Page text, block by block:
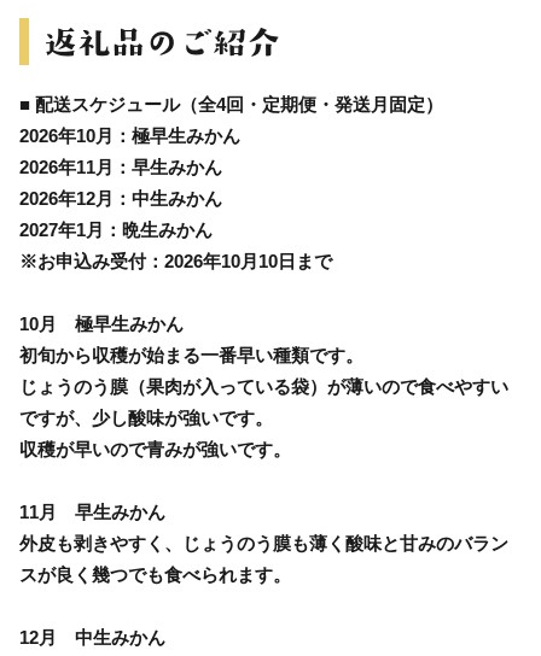
■ 配送スケジュール（全4回・定期便・発送月固定）
2026年10月：極早生みかん
2026年11月：早生みかん
2026年12月：中生みかん
2027年1月：晩生みかん
※お申込み受付：2026年10月10日まで
10月 極早生みかん
初旬から収穫が始まる一番早い種類です。
じょうのう膜（果肉が入っている袋）が薄いので食べやすい
ですが、少し酸味が強いです。
収穫が早いので青みが強いです。
11月 早生みかん
外皮も剥きやすく、じょうのう膜も薄く酸味と甘みのバラン
スが良く幾つでも食べられます。
12月 中生みかん